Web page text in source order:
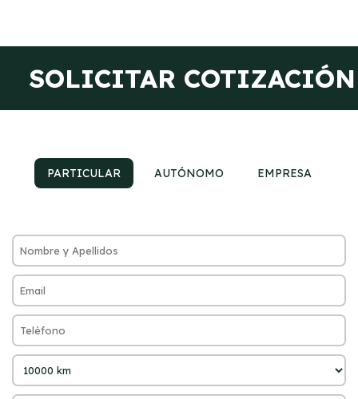
SOLICITAR COTIZACIÓN
PARTICULAR AUTÓNOMO EMPRESA